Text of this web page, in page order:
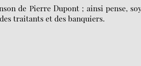
de Pierre Dupont ; ainsi pense,
traitants et des banquiers.